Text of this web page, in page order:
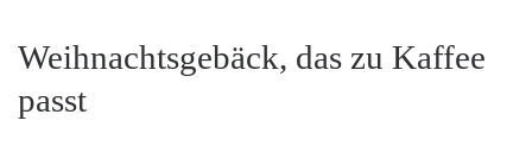
Weihnachtsgebäck, das zu Kaffee
passt